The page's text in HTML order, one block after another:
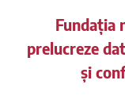
Fundația
prelucreze
și